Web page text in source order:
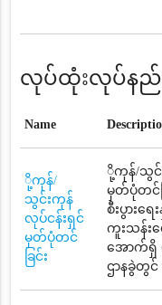
လုပ်ထုံးလုပ်နည်း
Name
ို့ကုန်/
သွင်းကုန်
လုပ်ငန်းရှင်
မှတ်ပုံတင်
ခြင်း
ကုန်/သွင်
မှတ်ပုံတင်ခ
စီးပွားရေ
ကူးသန်းရ
အောက်ရှိ
ဌာနခွဲတွ